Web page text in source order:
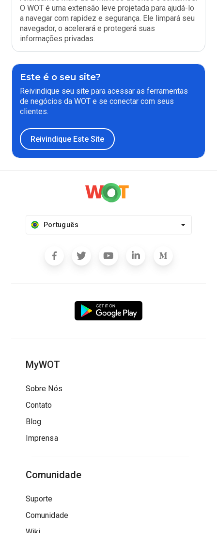
O WOT é uma extensão leve projetada para ajudá-lo
a navegar com rapidez e segurança. Ele limpará seu
navegador, o acelerará e protegerá suas
informações privadas.
Este é o seu site?
Reivindique seu site para acessar as ferramentas
de negócios da WOT e se conectar com seus
clientes.
Reivindique Este Site
Português
MyWOT
Sobre Nós
Contato
Blog
Imprensa
Comunidade
Suporte
Comunidade